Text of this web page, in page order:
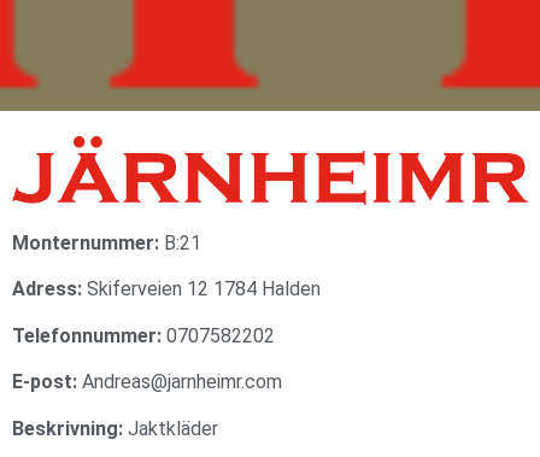
Monternummer: B:21
Adress: Skiferveien 12 1784 Halden
Telefonnummer: 0707582202
E-post: Andreas@jarnheimr.com
Beskrivning: Jaktkläder